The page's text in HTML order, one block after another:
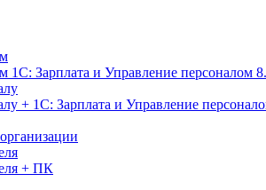
1С: Зарплата и Управление персоналом
+ 1С: Зарплата и Управление
+ ПК